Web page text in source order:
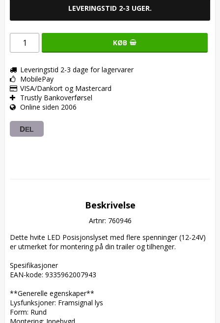
LEVERINGSTID 2-3 UGER.
KØB
Leveringstid 2-3 dage for lagervarer
MobilePay
VISA/Dankort og Mastercard
Trustly Bankoverførsel
Online siden 2006
DEL
Beskrivelse
Artnr: 760946
Dette hvite LED Posisjonslyset med flere spenninger (12-24V)
er utmerket for montering på din trailer og tilhenger.
Spesifikasjoner
EAN-kode: 9335962007943
**Generelle egenskaper**
Lysfunksjoner: Framsignal lys
Form: Rund